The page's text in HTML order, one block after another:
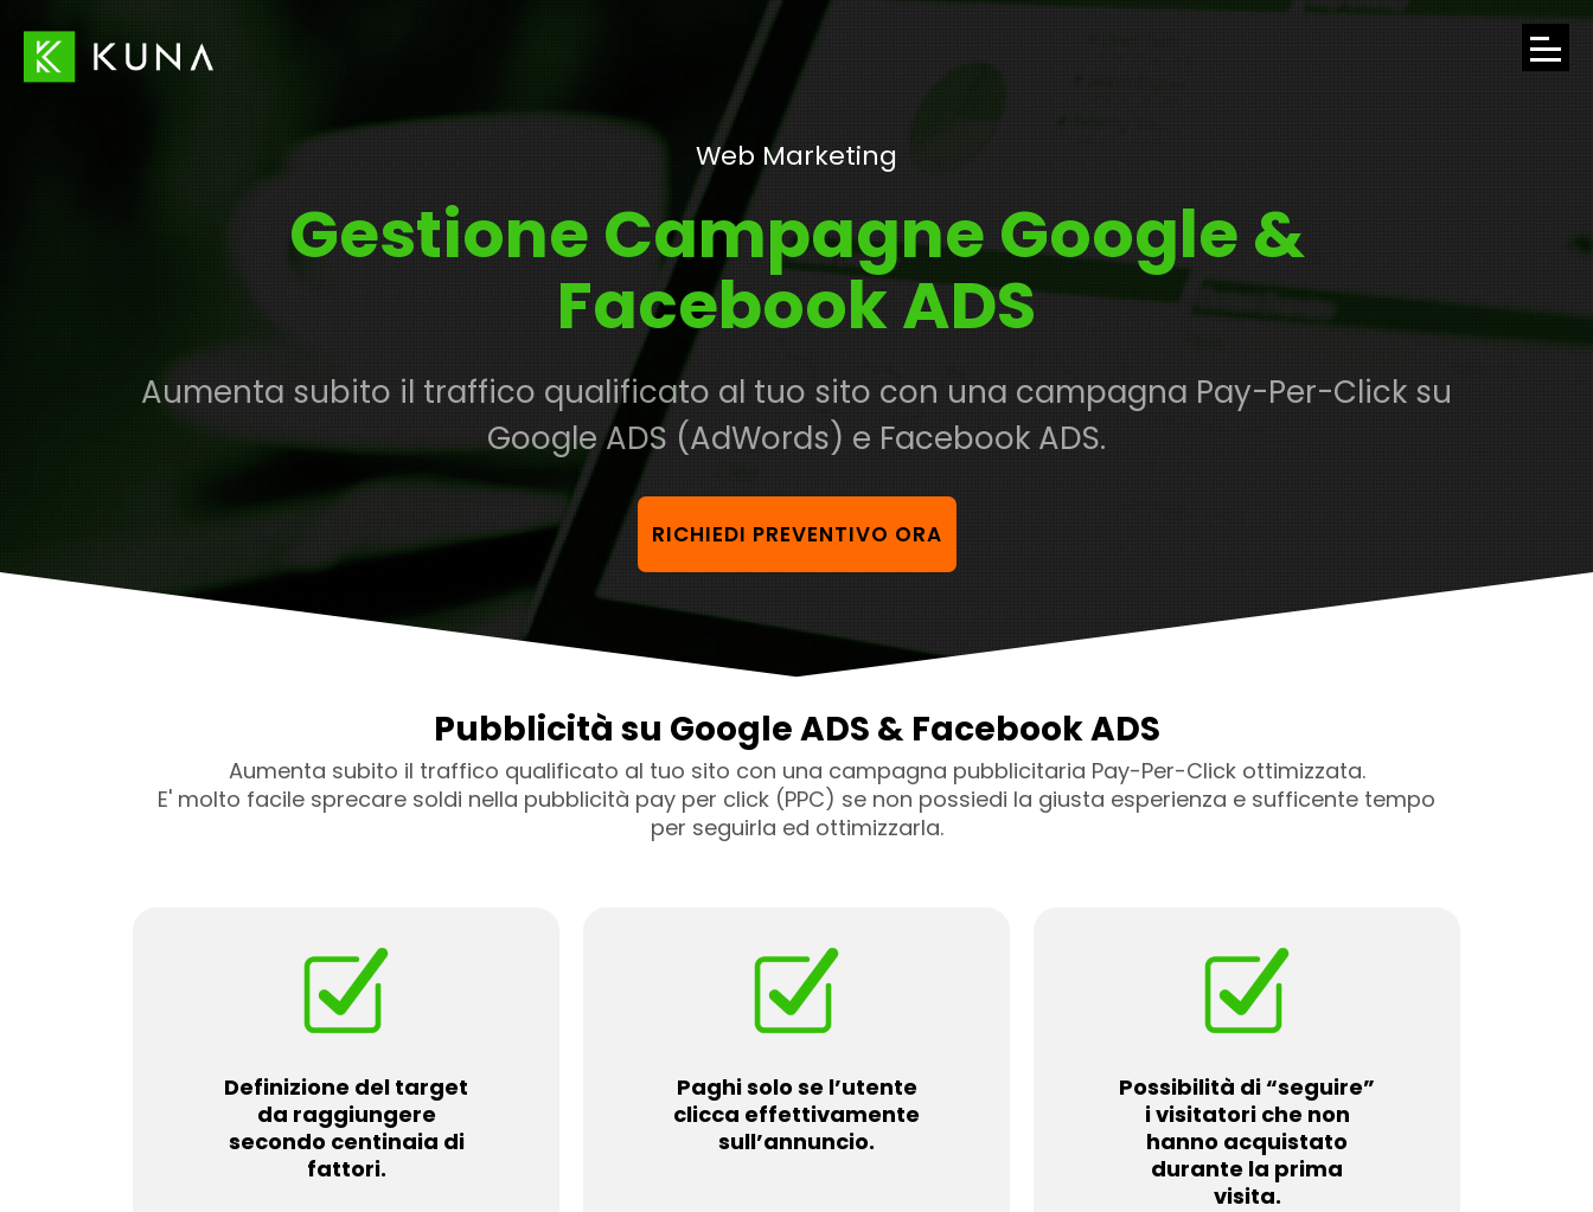
APRI
Web Marketing
Gestione Campagne Google &
Facebook ADS
Aumenta subito il traffico qualificato al tuo sito con una campagna Pay-Per-Click su
Google ADS (AdWords) e Facebook ADS.
RICHIEDI PREVENTIVO ORA
Pubblicità su Google ADS & Facebook ADS
Aumenta subito il traffico qualificato al tuo sito con una campagna pubblicitaria Pay-Per-Click ottimizzata.
E' molto facile sprecare soldi nella pubblicità pay per click (PPC) se non possiedi la giusta esperienza e sufficente tempo
per seguirla ed ottimizzarla.
Definizione del target
da raggiungere
secondo centinaia di
fattori.
Paghi solo se l’utente
clicca effettivamente
sull’annuncio.
Possibilità di “seguire”
i visitatori che non
hanno acquistato
durante la prima
visita.